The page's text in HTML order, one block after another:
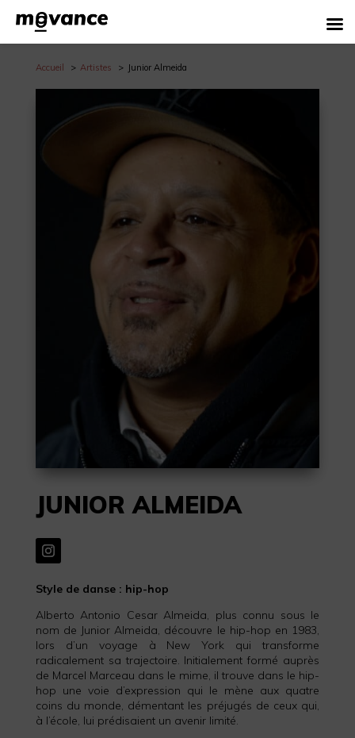
Accueil Artistes Junior Almeida
JUNIOR ALMEIDA
Style de danse : hip-hop
Alberto Antonio Cesar Almeida, plus connu sous le
nom de Junior Almeida, découvre le hip-hop en 1983,
lors d’un voyage à New York qui transforme
radicalement sa trajectoire. Initialement formé auprès
de Marcel Marceau dans le mime, il trouve dans le hip-
hop une voie d’expression qui le mène aux quatre
coins du monde, démentant les préjugés de ceux qui,
à l’école, lui prédisaient un avenir limité.